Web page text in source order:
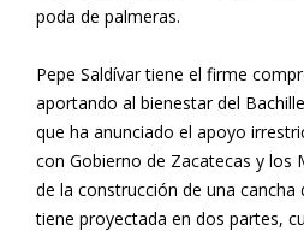
poda de palmeras.
Pepe Saldívar tiene el firme
aportando al bienestar del
que ha anunciado el apoyo
con Gobierno de Zacatecas y los
de la construcción de una cancha
tiene proyectada en dos partes,